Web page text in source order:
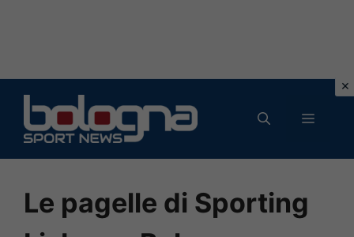
contenuto
MENU
Le pagelle di Sporting